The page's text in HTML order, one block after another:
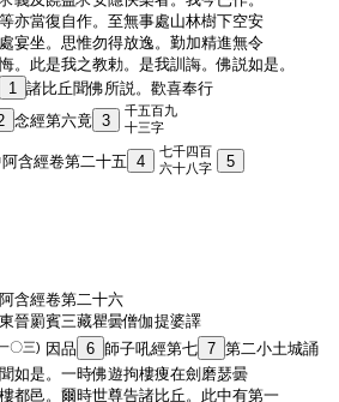
亦當復自作。至無事處山林樹下空安
宴坐。思惟勿得放逸。勤加精進無令
。此是我之教勅。是我訓誨。佛説如是。
1 諸比丘聞佛所説。歡喜奉行
念經第六竟 3
千五百九
十三字
含經卷第二十五 4
七千四百
六十八字
5
含經卷第二十六
晉罽賓三藏瞿曇僧伽提婆譯
〇三) 因品 6 師子吼經第七 7 第二小土城誦
如是。一時佛遊拘樓痩在劍磨瑟曇
都邑。爾時世尊告諸比丘。此中有第一